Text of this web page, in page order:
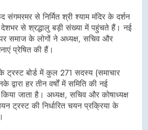
से निर्मित श्री श्याम मंदिर के दर्शन
से श्रद्धालु बड़ी संख्या में पहुंचते हैं। नई
समाज के लोगों ने अध्यक्ष, सचिव और
प्रेषित की हैं।
ट्रस्ट बोर्ड में कुल 271 सदस्य (समाचार
हर तीन वर्षों में समिति की नई
जाता है। अध्यक्ष, सचिव और कोषाध्यक्ष
ट्रस्ट की निर्धारित चयन प्रक्रिया के